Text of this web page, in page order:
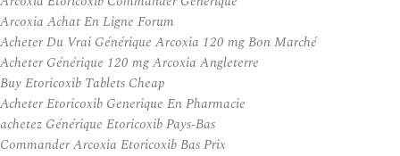
Arcoxia Achat En Ligne Forum
Acheter Du Vrai Générique Arcoxia 120 mg Bon Marché
Acheter Générique 120 mg Arcoxia Angleterre
Buy Etoricoxib Tablets Cheap
Acheter Etoricoxib Generique En Pharmacie
achetez Générique Etoricoxib Pays-Bas
Commander Arcoxia Etoricoxib Bas Prix